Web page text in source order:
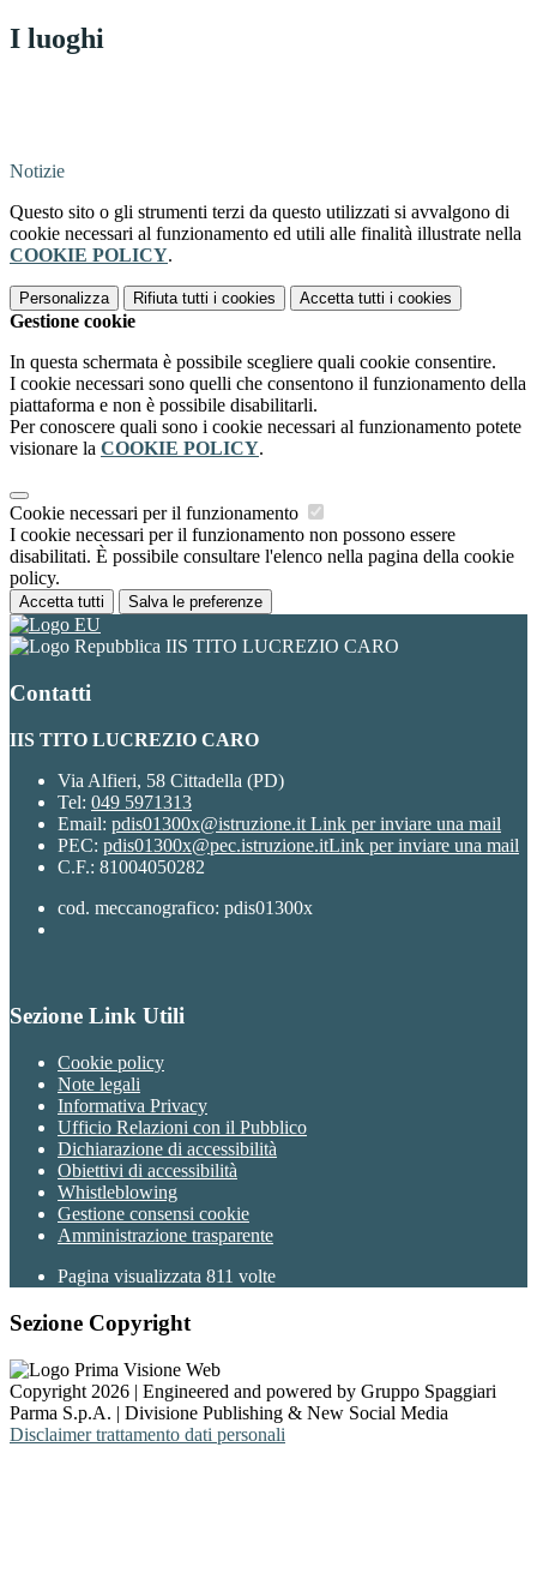
I luoghi
Notizie
Questo sito o gli strumenti terzi da questo utilizzati si avvalgono di
cookie necessari al funzionamento ed utili alle finalità illustrate nella
COOKIE POLICY.
Personalizza Rifiuta tutti i cookies Accetta tutti i cookies
Gestione cookie
In questa schermata è possibile scegliere quali cookie consentire.
I cookie necessari sono quelli che consentono il funzionamento della
piattaforma e non è possibile disabilitarli.
Per conoscere quali sono i cookie necessari al funzionamento potete
visionare la COOKIE POLICY.
Cookie necessari per il funzionamento
I cookie necessari per il funzionamento non possono essere
disabilitati. È possibile consultare l'elenco nella pagina della cookie
policy.
Accetta tutti Salva le preferenze
IIS TITO LUCREZIO CARO
Contatti
IIS TITO LUCREZIO CARO
Via Alfieri, 58 Cittadella (PD)
Tel: 049 5971313
Email: pdis01300x@istruzione.it Link per inviare una mail
PEC: pdis01300x@pec.istruzione.itLink per inviare una mail
C.F.: 81004050282
cod. meccanografico: pdis01300x
Sezione Link Utili
Cookie policy
Note legali
Informativa Privacy
Ufficio Relazioni con il Pubblico
Dichiarazione di accessibilità
Obiettivi di accessibilità
Whistleblowing
Gestione consensi cookie
Amministrazione trasparente
Pagina visualizzata 811 volte
Sezione Copyright
Copyright 2026 | Engineered and powered by Gruppo Spaggiari
Parma S.p.A. | Divisione Publishing & New Social Media
Disclaimer trattamento dati personali